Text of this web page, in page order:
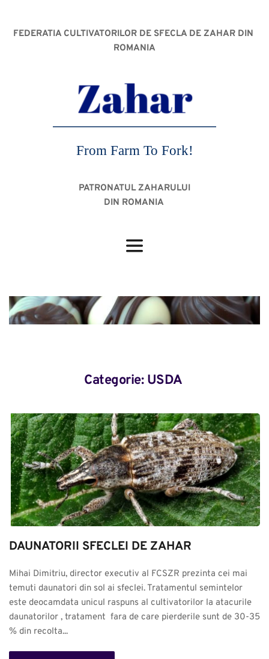
FEDERATIA CULTIVATORILOR DE SFECLA DE ZAHAR DIN
ROMANIA
From Farm To Fork!
PATRONATUL ZAHARULUI
DIN ROMANIA
Categorie: USDA
DAUNATORII SFECLEI DE ZAHAR
Mihai Dimitriu, director executiv al FCSZR prezinta cei mai
temuti daunatori din sol ai sfeclei. Tratamentul semintelor
este deocamdata unicul raspuns al cultivatorilor la atacurile
daunatorilor , tratament  fara de care pierderile sunt de 30-35
% din recolta...